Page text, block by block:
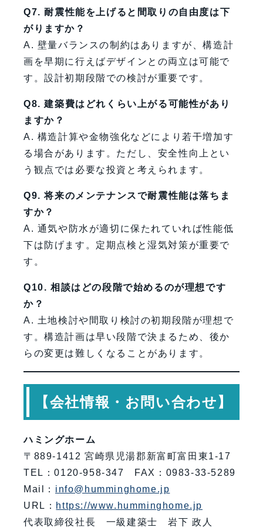
Q7. 耐震性能を上げると間取りの自由度は下
がりますか？
A. 壁量バランスの制約はありますが、構造計
画を早期に行えばデザインとの両立は可能で
す。設計初期段階での検討が重要です。
Q8. 建築費はどれくらい上がる可能性があり
ますか？
A. 構造計算や金物強化などにより若干増加す
る場合があります。ただし、安全性向上とい
う観点では必要な投資と考えられます。
Q9. 将来のメンテナンスで耐震性能は落ちま
すか？
A. 通気や防水が適切に保たれていれば性能低
下は防げます。定期点検と湿気対策が重要で
す。
Q10. 相談はどの段階で始めるのが理想です
か？
A. 土地検討や間取り検討の初期段階が理想で
す。構造計画は早い段階で決まるため、後か
らの変更は難しくなることがあります。
【会社情報・お問い合わせ】
ハミングホーム
〒889-1412 宮崎県児湯郡新富町富田東1-17
TEL：0120-958-347 FAX：0983-33-5289
Mail： info@humminghome.jp
URL： https://www.humminghome.jp
代表取締役社長 一級建築士 岩下 政人